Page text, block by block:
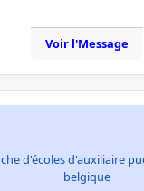
Voir l'Message
d'écoles d'auxiliaire
belgique